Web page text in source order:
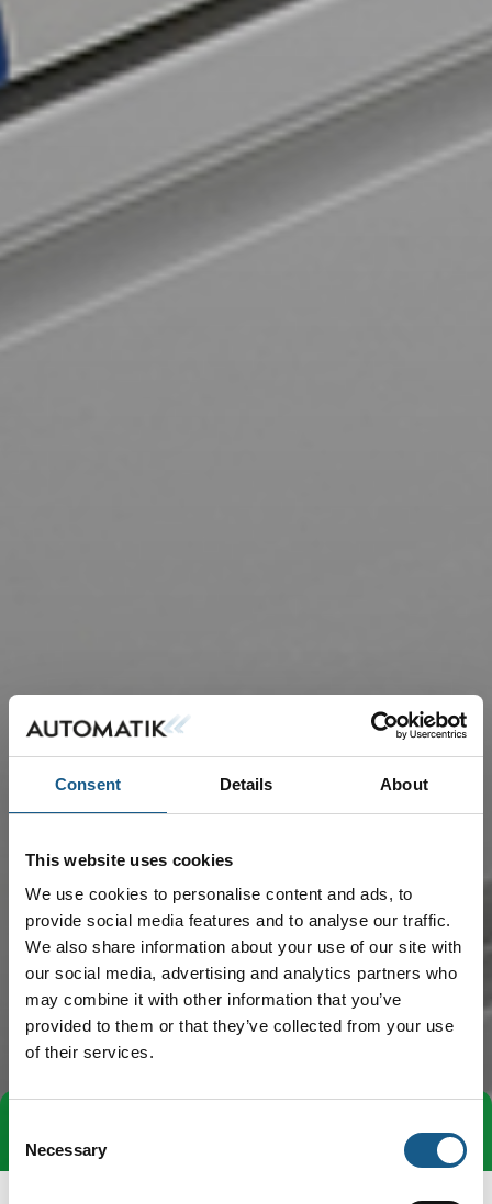
Consent Details About
This website uses cookies
We use cookies to personalise content and ads, to
provide social media features and to analyse our traffic.
We also share information about your use of our site with
our social media, advertising and analytics partners who
may combine it with other information that you’ve
provided to them or that they’ve collected from your use
of their services.
Selection
Necessary